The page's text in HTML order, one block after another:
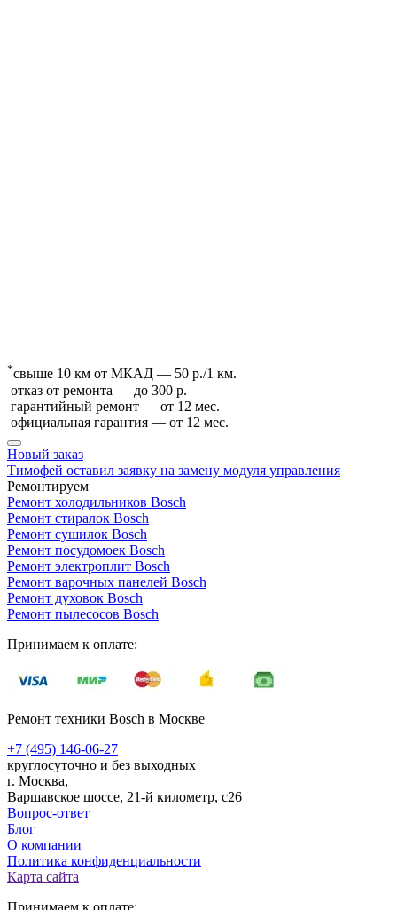
*свыше 10 км от МКАД — 50 р./1 км.
отказ от ремонта — до 300 р.
гарантийный ремонт — от 12 мес.
официальная гарантия — от 12 мес.
Новый заказ
Тимофей оставил заявку на замену модуля управления
Ремонтируем
Ремонт холодильников Bosch
Ремонт стиралок Bosch
Ремонт сушилок Bosch
Ремонт посудомоек Bosch
Ремонт электроплит Bosch
Ремонт варочных панелей Bosch
Ремонт духовок Bosch
Ремонт пылесосов Bosch
Принимаем к оплате:
Ремонт техники Bosch в Москве
+7 (495) 146-06-27
круглосуточно и без выходных
г. Москва,
Варшавское шоссе, 21-й километр, с26
Вопрос-ответ
Блог
О компании
Политика конфиденциальности
Карта сайта
Принимаем к оплате: